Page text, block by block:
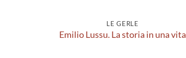
LE GERLE
Emilio Lussu. La storia in una vita